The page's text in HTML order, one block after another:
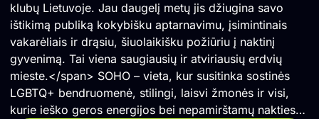
klubų Lietuvoje. Jau daugelį metų jis džiugina savo
ištikimą publiką kokybišku aptarnavimu, įsimintinais
vakarėliais ir drąsiu, šiuolaikišku požiūriu į naktinį
gyvenimą. Tai viena saugiausių ir atviriausių erdvių
mieste.</span> SOHO – vieta, kur susitinka sostinės
LGBTQ+ bendruomenė, stilingi, laisvi žmonės ir visi,
kurie ieško geros energijos bei nepamirštamų nakties